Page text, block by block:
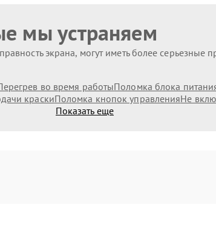
мы устраняем
экрана, могут иметь более серьезные
во время работыПоломка блока
краскиПоломка кнопок управленияНе
Показать еще